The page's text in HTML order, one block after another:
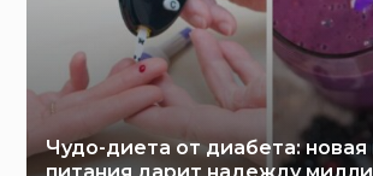
Чудо-диета от диабета: новая